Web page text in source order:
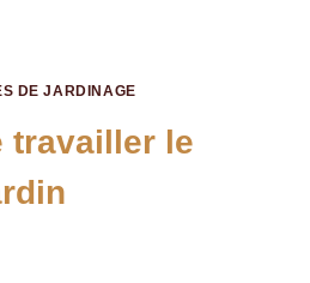
DE JARDINAGE
travailler le